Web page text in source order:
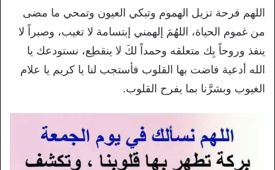
اللهم فرحة تزيل الهموم وتبكي العيون وتمحي ما مضى
من غموم الحياة، اللهُمَ إلهمني إبتسامة لا تغيب، وصبراً لا
ينفذ وروحاً بِك متعلقه وحمداً لكَ لا ينقطِع، نستودعك يا
الله أدعية فاضت بها القلوب فأستجب لنا يا كريم يا علام
الغيوب وبشرَّنا بما يفرح القلوب.